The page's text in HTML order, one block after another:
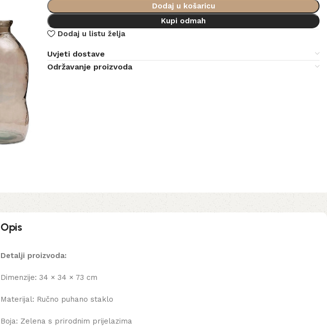
Dodaj u košaricu
Kupi odmah
Dodaj u listu želja
Uvjeti dostave
Održavanje proizvoda
Opis
Detalji proizvoda:
Dimenzije: 34 × 34 × 73 cm
Materijal: Ručno puhano staklo
Boja: Zelena s prirodnim prijelazima